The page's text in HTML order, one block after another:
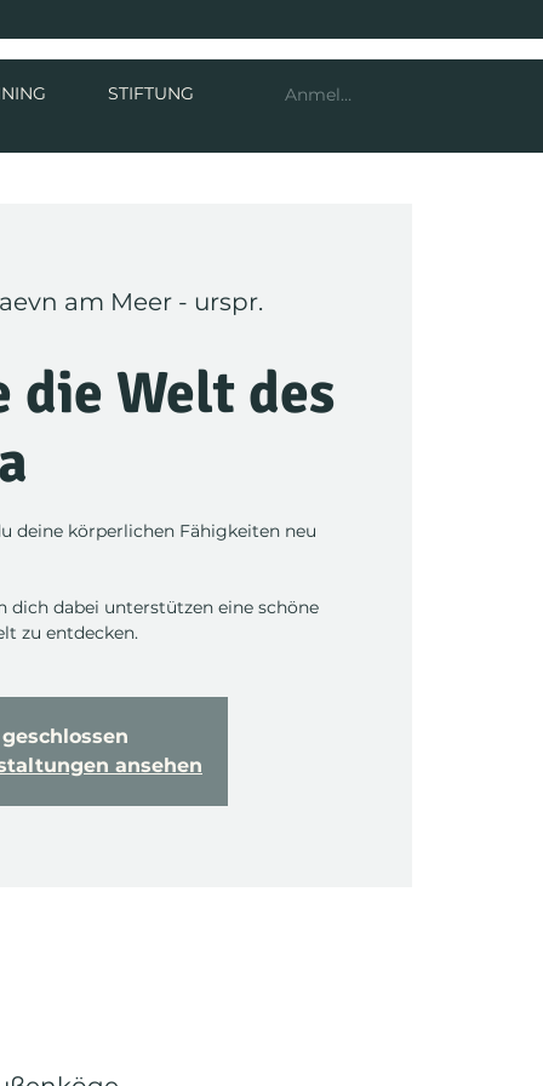
STIFTUNG Anmelden
am Meer - urspr.
die Welt des
deine körperlichen Fähigkeiten neu
dich dabei unterstützen eine schöne
zu entdecken.
ansehen